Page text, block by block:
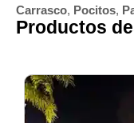
Carrasco, Pocitos,
Productos